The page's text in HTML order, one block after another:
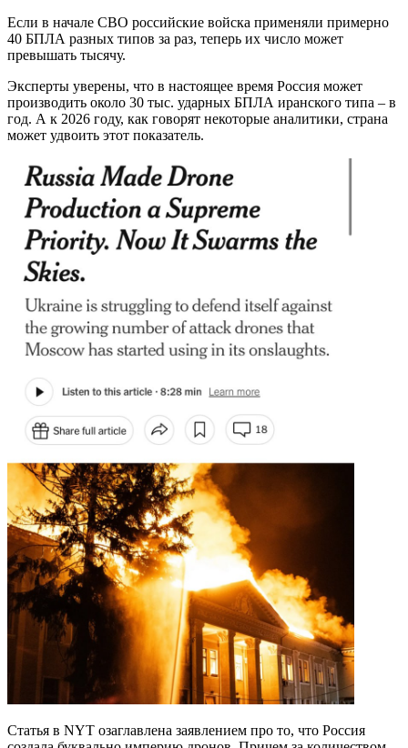
Если в начале СВО российские войска применяли примерно
40 БПЛА разных типов за раз, теперь их число может
превышать тысячу.
Эксперты уверены, что в настоящее время Россия может
производить около 30 тыс. ударных БПЛА иранского типа – в
год. А к 2026 году, как говорят некоторые аналитики, страна
может удвоить этот показатель.
Статья в NYT озаглавлена заявлением про то, что Россия